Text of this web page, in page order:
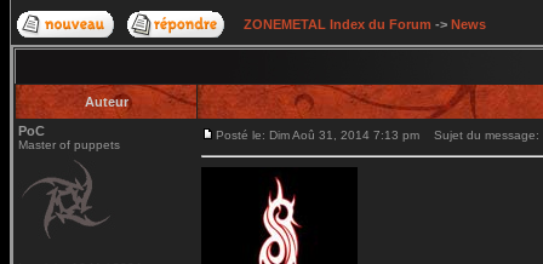
ZONEMETAL Index du Forum -> News
Auteur
PoC
Master of puppets
Posté le: Dim Aoû 31, 2014 7:13 pm Sujet du message: